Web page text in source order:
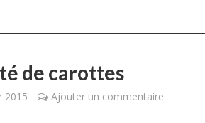
de carottes
2015 Ajouter un commentaire